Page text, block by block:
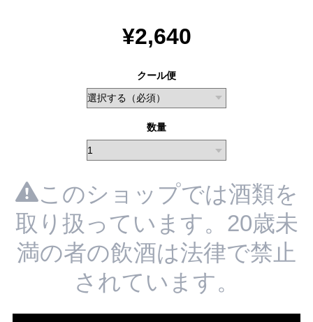
¥2,640
クール便
数量
このショップでは酒類を
取り扱っています。20歳未
満の者の飲酒は法律で禁止
されています。